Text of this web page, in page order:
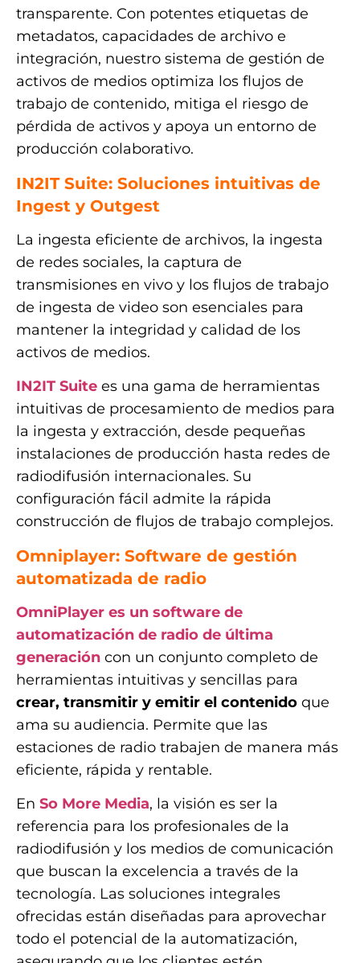
transparente. Con potentes etiquetas de
metadatos, capacidades de archivo e
integración, nuestro sistema de gestión de
activos de medios optimiza los flujos de
trabajo de contenido, mitiga el riesgo de
pérdida de activos y apoya un entorno de
producción colaborativo.
IN2IT Suite: Soluciones intuitivas de
Ingest y Outgest
La ingesta eficiente de archivos, la ingesta
de redes sociales, la captura de
transmisiones en vivo y los flujos de trabajo
de ingesta de video son esenciales para
mantener la integridad y calidad de los
activos de medios.
IN2IT Suite es una gama de herramientas
intuitivas de procesamiento de medios para
la ingesta y extracción, desde pequeñas
instalaciones de producción hasta redes de
radiodifusión internacionales. Su
configuración fácil admite la rápida
construcción de flujos de trabajo complejos.
Omniplayer: Software de gestión
automatizada de radio
OmniPlayer es un software de
automatización de radio de última
generación con un conjunto completo de
herramientas intuitivas y sencillas para
crear, transmitir y emitir el contenido que
ama su audiencia. Permite que las
estaciones de radio trabajen de manera más
eficiente, rápida y rentable.
En So More Media, la visión es ser la
referencia para los profesionales de la
radiodifusión y los medios de comunicación
que buscan la excelencia a través de la
tecnología. Las soluciones integrales
ofrecidas están diseñadas para aprovechar
todo el potencial de la automatización,